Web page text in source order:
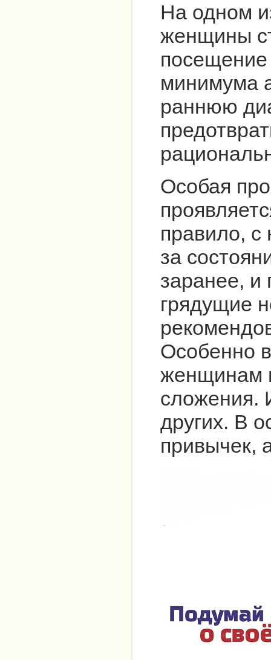
На одном
женщины
посещение
минимума
раннюю
Особая
правило, с
за
заранее, и
грядущие
Особенно
женщинам
сложения.
других. В
привычек,